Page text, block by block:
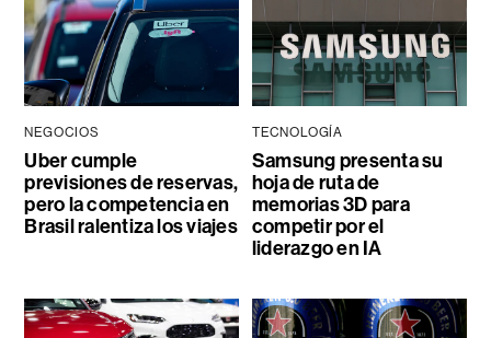
NEGOCIOS
Uber cumple
previsiones de reservas,
pero la competencia en
Brasil ralentiza los viajes
TECNOLOGÍA
Samsung presenta su
hoja de ruta de
memorias 3D para
competir por el
liderazgo en IA